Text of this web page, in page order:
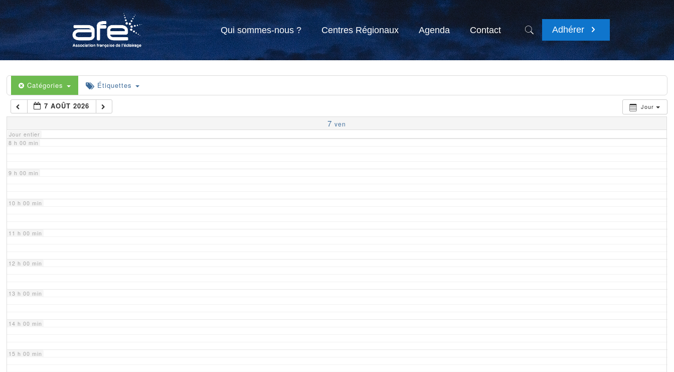
Qui sommes-nous ? Centres Régionaux Agenda Contact Adhérer
Catégories Étiquettes
Jour
7 AOÛT 2026
7 ven
Jour entier
4 h 00 min
5 h 00 min
6 h 00 min
7 h 00 min
8 h 00 min
9 h 00 min
10 h 00 min
11 h 00 min
12 h 00 min
13 h 00 min
14 h 00 min
15 h 00 min